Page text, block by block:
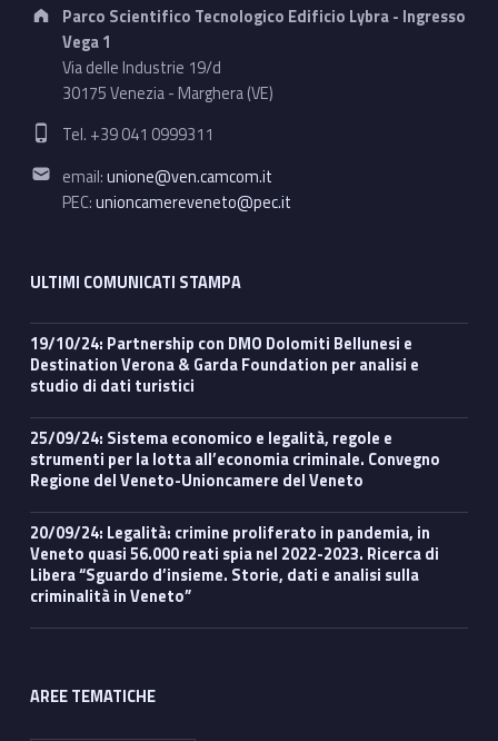
Parco Scientifico Tecnologico Edificio Lybra - Ingresso
Vega 1
Via delle Industrie 19/d
30175 Venezia - Marghera (VE)
Phone number:
Tel. +39 041 0999311
Email address:
email:unione@ven.camcom.it
PEC:unioncamereveneto@pec.it
ULTIMI COMUNICATI STAMPA
19/10/24: Partnership con DMO Dolomiti Bellunesi e
Destination Verona & Garda Foundation per analisi e
studio di dati turistici
25/09/24: Sistema economico e legalità, regole e
strumenti per la lotta all’economia criminale. Convegno
Regione del Veneto-Unioncamere del Veneto
20/09/24: Legalità: crimine proliferato in pandemia, in
Veneto quasi 56.000 reati spia nel 2022-2023. Ricerca di
Libera “Sguardo d’insieme. Storie, dati e analisi sulla
criminalità in Veneto”
AREE TEMATICHE